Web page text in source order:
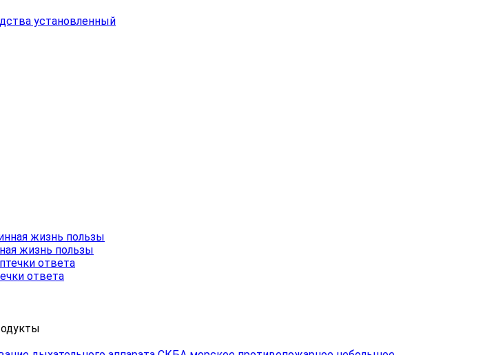
установленный
жизнь пользы
ответа